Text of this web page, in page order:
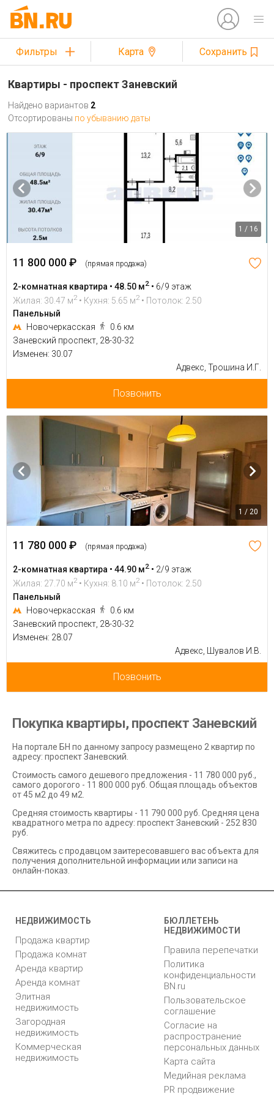
Фильтры Карта Сохранить
Квартиры - проспект Заневский
Найдено вариантов 2
Отсортированы по убыванию даты
1 / 16
11 800 000 ₽ (прямая продажа)
2-комнатная квартира • 48.50 м2 • 6/9 этаж
Жилая: 30.47 м2 • Кухня: 5.65 м2 • Потолок: 2.50
Панельный
Новочеркасская
0.6 км
Заневский проспект, 28-30-32
Изменен: 30.07
Адвекс, Трошина И.Г.
Позвонить
1 / 20
11 780 000 ₽ (прямая продажа)
2-комнатная квартира • 44.90 м2 • 2/9 этаж
Жилая: 27.70 м2 • Кухня: 8.10 м2 • Потолок: 2.50
Панельный
Новочеркасская
0.6 км
Заневский проспект, 28-30-32
Изменен: 28.07
Адвекс, Шувалов И.В.
Позвонить
Покупка квартиры, проспект Заневский
На портале БН по данному запросу размещено 2 квартир по
адресу: проспект Заневский.
Стоимость самого дешевого предложения - 11 780 000 руб.,
самого дорогого - 11 800 000 руб. Общая площадь объектов
от 45 м2 до 49 м2.
Средняя стоимость квартиры - 11 790 000 руб. Средняя цена
квадратного метра по адресу: проспект Заневский - 252 830
руб.
Свяжитесь с продавцом заитересовавшего вас объекта для
получения дополнительной информации или записи на
онлайн-показ.
НЕДВИЖИМОСТЬ
Продажа квартир
Продажа комнат
Аренда квартир
Аренда комнат
Элитная
недвижимость
Загородная
недвижимость
Коммерческая
недвижимость
БЮЛЛЕТЕНЬ
НЕДВИЖИМОСТИ
Правила перепечатки
Политика
конфиденциальности
BN.ru
Пользовательское
соглашение
Согласие на
распространение
персональных данных
Карта сайта
Медийная реклама
PR продвижение